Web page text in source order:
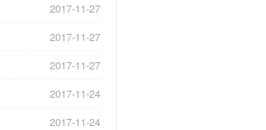
2017-11-27
2017-11-27
2017-11-27
2017-11-24
2017-11-24